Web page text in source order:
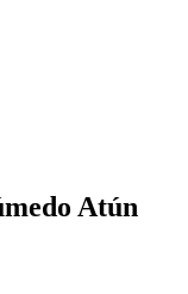
Atún